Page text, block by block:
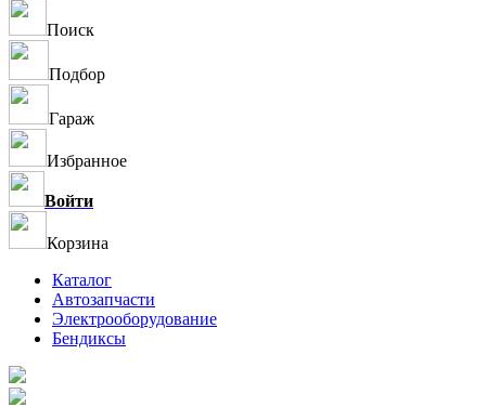
Поиск
Подбор
Гараж
Избранное
Войти
Корзина
Каталог
Автозапчасти
Электрооборудование
Бендиксы